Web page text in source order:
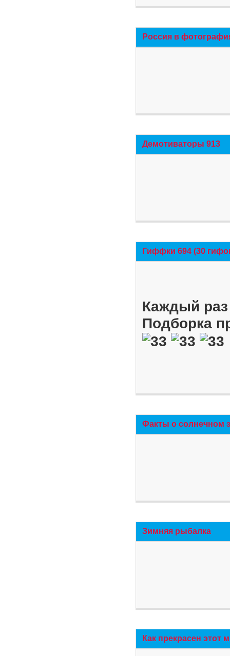
Россия в
Демотиваторы 913
Гиффки 694 (30
Каждый
Подборка
Факты о солнечном
Зимняя рыбалка
Как прекрасен этот